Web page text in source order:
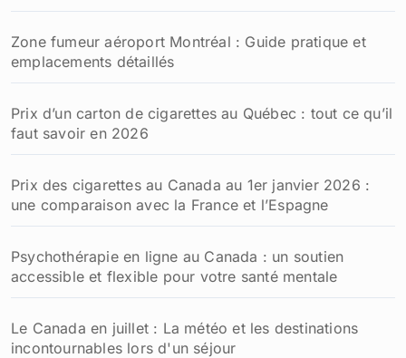
Zone fumeur aéroport Montréal : Guide pratique et
emplacements détaillés
Prix d’un carton de cigarettes au Québec : tout ce qu’il
faut savoir en 2026
Prix des cigarettes au Canada au 1er janvier 2026 :
une comparaison avec la France et l’Espagne
Psychothérapie en ligne au Canada : un soutien
accessible et flexible pour votre santé mentale
Le Canada en juillet : La météo et les destinations
incontournables lors d'un séjour